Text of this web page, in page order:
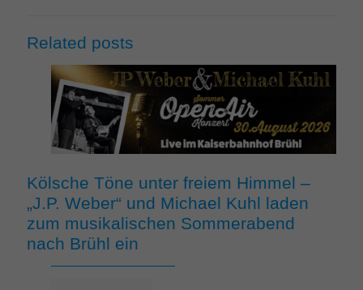
Related posts
Kölsche Töne unter freiem Himmel –
„J.P. Weber“ und Michael Kuhl laden
zum musikalischen Sommerabend
nach Brühl ein